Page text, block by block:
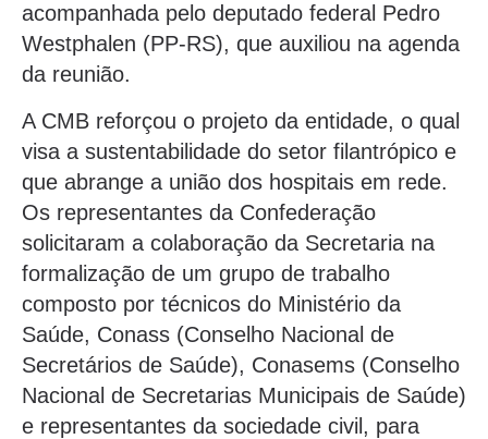
acompanhada pelo deputado federal Pedro
Westphalen (PP-RS), que auxiliou na agenda
da reunião.
A CMB reforçou o projeto da entidade, o qual
visa a sustentabilidade do setor filantrópico e
que abrange a união dos hospitais em rede.
Os representantes da Confederação
solicitaram a colaboração da Secretaria na
formalização de um grupo de trabalho
composto por técnicos do Ministério da
Saúde, Conass (Conselho Nacional de
Secretários de Saúde), Conasems (Conselho
Nacional de Secretarias Municipais de Saúde)
e representantes da sociedade civil, para